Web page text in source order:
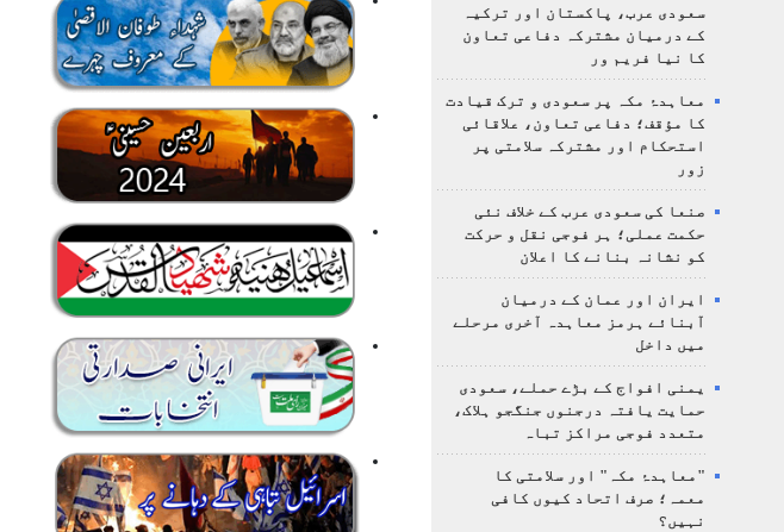
سعودی عرب، پاکستان اور ترکیہ
کے درمیان مشترکہ دفاعی تعاون
کا نیا فریم ور
معاہدۂ مکہ پر سعودی و ترک قیادت
کا مؤقف؛ دفاعی تعاون، علاقائی
استحکام اور مشترکہ سلامتی پر
زور
صنعا کی سعودی عرب کے خلاف نئی
حکمت عملی؛ ہر فوجی نقل و حرکت
کو نشانہ بنانے کا اعلان
ایران اور عمان کے درمیان
آبنائے ہرمز معاہدہ آخری مرحلے
میں داخل
یمنی افواج کے بڑے حملے، سعودی
حمایت یافتہ درجنوں جنگجو ہلاک،
متعدد فوجی مراکز تباہ
"معاہدۂ مکہ" اور سلامتی کا
معمہ؛ صرف اتحاد کیوں کافی
نہیں؟